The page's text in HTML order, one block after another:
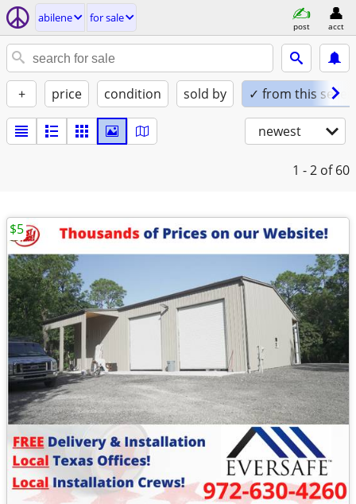
abilene for sale
post acct
+ price condition sold by ✓ from this seller
newest
1 - 2 of 60
$5